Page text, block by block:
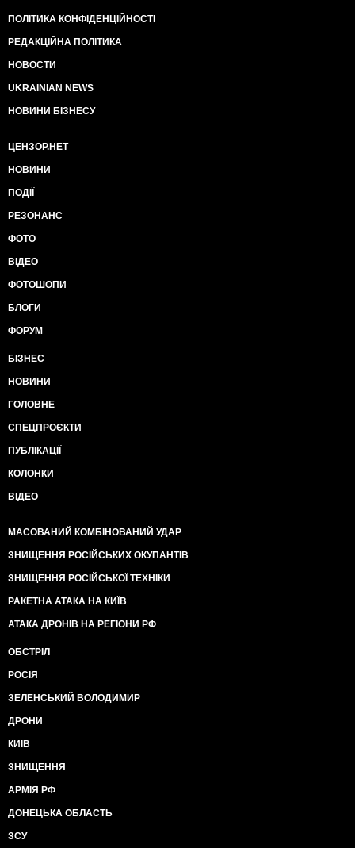
ПОЛІТИКА КОНФІДЕНЦІЙНОСТІ
РЕДАКЦІЙНА ПОЛІТИКА
НОВОСТИ
UKRAINIAN NEWS
НОВИНИ БІЗНЕСУ
ЦЕНЗОР.НЕТ
НОВИНИ
ПОДІЇ
РЕЗОНАНС
ФОТО
ВІДЕО
ФОТОШОПИ
БЛОГИ
ФОРУМ
БІЗНЕС
НОВИНИ
ГОЛОВНЕ
СПЕЦПРОЄКТИ
ПУБЛІКАЦІЇ
КОЛОНКИ
ВІДЕО
МАСОВАНИЙ КОМБІНОВАНИЙ УДАР
ЗНИЩЕННЯ РОСІЙСЬКИХ ОКУПАНТІВ
ЗНИЩЕННЯ РОСІЙСЬКОЇ ТЕХНІКИ
РАКЕТНА АТАКА НА КИЇВ
АТАКА ДРОНІВ НА РЕГІОНИ РФ
ОБСТРІЛ
РОСІЯ
ЗЕЛЕНСЬКИЙ ВОЛОДИМИР
ДРОНИ
КИЇВ
ЗНИЩЕННЯ
АРМІЯ РФ
ДОНЕЦЬКА ОБЛАСТЬ
ЗСУ